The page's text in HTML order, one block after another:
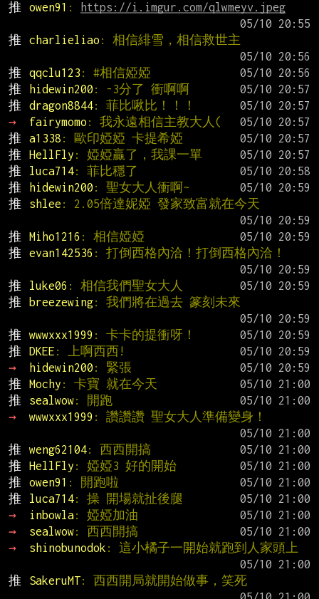
推
owen91 :
https://i.imgur.com/qlwmeyv.jpeg
推
charlieliao : 相信緋雪，相信救世主
推
qqclu123 : #相信婭婭
推
hidewin200 : -3分了 衝啊啊
推
dragon8844: 菲比啾比！！！
→
fairymomo : 我永遠相信主教大人(
推
a1338 : 歐印婭婭 卡提希婭
推
HellFly : 婭婭贏了，我課一單
推
luca714: 菲比穩了
推
hidewin200 : 聖女大人衝啊~
推
shlee : 2.05倍達妮婭 發家致富就在今天
推
Miho1216 : 相信婭婭
推
evan142536 : 打倒西格內洽！打倒西格內洽！
推
luke06 : 相信我們聖女大人
推
breezewing: 我們將在過去 篆刻未來
推
wwwxxx1999 : 卡卡的提衝呀！
推
DKEE : 上啊西西!
→
hidewin200 : 緊張
推
Mochy : 卡寶 就在今天
推
sealwow: 開跑
→
wwwxxx1999 : 讚讚讚 聖女大人準備變身！
推
weng62104: 西西開搞
推
HellFly : 婭婭3 好的開始
推
owen91 : 開跑啦
推
luca714: 操 開場就扯後腿
→
inbowla: 婭婭加油
→
sealwow: 西西開搞
→
shinobunodok : 這小橘子一開始就跑到人家頭上
推
SakeruMT: 西西開局就開始做事，笑死